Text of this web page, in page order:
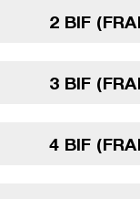
2 BIF
3 BIF
4 BIF